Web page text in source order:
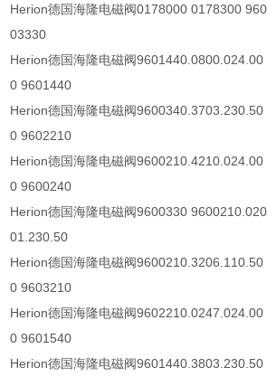
Herion德国海隆电磁阀0178000 0178300
03330
Herion德国海隆电磁阀
0 9601440
Herion德国海隆电磁阀
0 9602210
Herion德国海隆电磁阀
0 9600240
Herion德国海隆电磁阀9600330
01.230.50
Herion德国海隆电磁阀
0 9603210
Herion德国海隆电磁阀
0 9601540
Herion德国海隆电磁阀